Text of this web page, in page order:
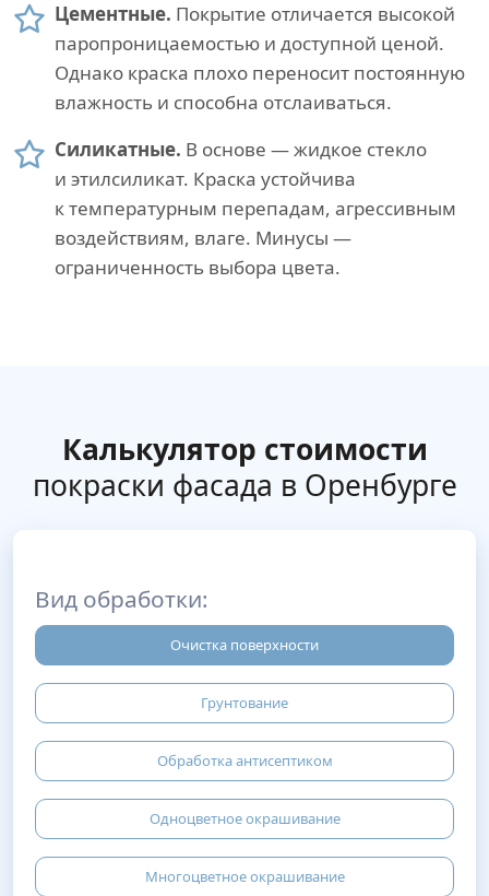
Цементные. Покрытие отличается высокой
паропроницаемостью и доступной ценой.
Однако краска плохо переносит постоянную
влажность и способна отслаиваться.
Силикатные. В основе — жидкое стекло
и этилсиликат. Краска устойчива
к температурным перепадам, агрессивным
воздействиям, влаге. Минусы —
ограниченность выбора цвета.
Калькулятор стоимости
покраски фасада в Оренбурге
Вид обработки:
Очистка поверхности
Грунтование
Обработка антисептиком
Одноцветное окрашивание
Многоцветное окрашивание